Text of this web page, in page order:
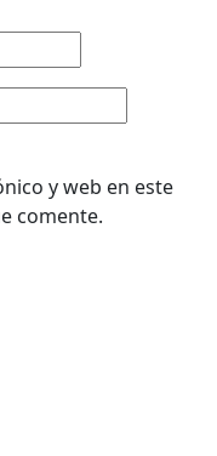
y web en este
comente.